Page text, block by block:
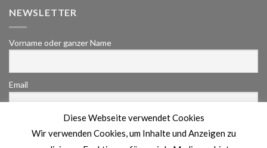
NEWSLETTER
Vorname oder ganzer Name
Email
Indem Du fortfährst, akzeptierst Du unsere
Diese Webseite verwendet Cookies
Wir verwenden Cookies, um Inhalte und Anzeigen zu